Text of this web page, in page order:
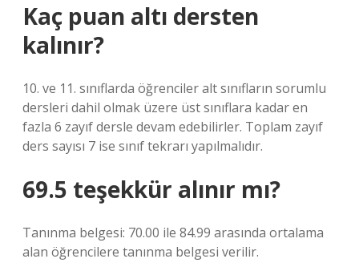
Kaç puan altı dersten
kalınır?
10. ve 11. sınıflarda öğrenciler alt sınıfların sorumlu
dersleri dahil olmak üzere üst sınıflara kadar en
fazla 6 zayıf dersle devam edebilirler. Toplam zayıf
ders sayısı 7 ise sınıf tekrarı yapılmalıdır.
69.5 teşekkür alınır mı?
Tanınma belgesi: 70.00 ile 84.99 arasında ortalama
alan öğrencilere tanınma belgesi verilir.